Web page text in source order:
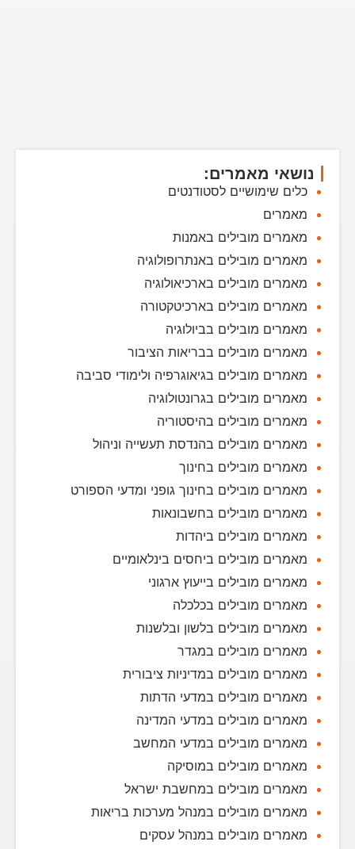
נושאי מאמרים:
כלים שימושיים לסטודנטים
מאמרים
מאמרים מובילים באמנות
מאמרים מובילים באנתרופולוגיה
מאמרים מובילים בארכיאולוגיה
מאמרים מובילים בארכיטקטורה
מאמרים מובילים בביולוגיה
מאמרים מובילים בבריאות הציבור
מאמרים מובילים בגיאוגרפיה ולימודי סביבה
מאמרים מובילים בגרונטולוגיה
מאמרים מובילים בהיסטוריה
מאמרים מובילים בהנדסת תעשייה וניהול
מאמרים מובילים בחינוך
מאמרים מובילים בחינוך גופני ומדעי הספורט
מאמרים מובילים בחשבונאות
מאמרים מובילים ביהדות
מאמרים מובילים ביחסים בינלאומיים
מאמרים מובילים בייעוץ ארגוני
מאמרים מובילים בכלכלה
מאמרים מובילים בלשון ובלשנות
מאמרים מובילים במגדר
מאמרים מובילים במדיניות ציבורית
מאמרים מובילים במדעי הדתות
מאמרים מובילים במדעי המדינה
מאמרים מובילים במדעי המחשב
מאמרים מובילים במוסיקה
מאמרים מובילים במחשבת ישראל
מאמרים מובילים במנהל מערכות בריאות
מאמרים מובילים במנהל עסקים